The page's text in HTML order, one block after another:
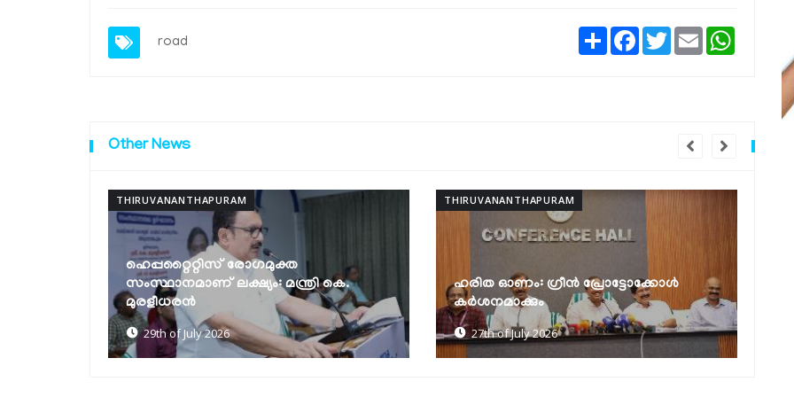
road
ShareFacebook
TwitterEmail
Other News
THIRUVANANTHAPURAM
ഹരിത ഓണം: ഗ്രീൻ പ്രോട്ടോക്കോൾ
കർശനമാക്കും
27th of July 2026
THIRUVANANTHAPURAM
കർക്കടക വാവുബലി ഒരുക്കങ്ങൾ
വിലയിരുത്തി മന്ത്രി കെ. മുരളീധരൻ
25th of July 2026